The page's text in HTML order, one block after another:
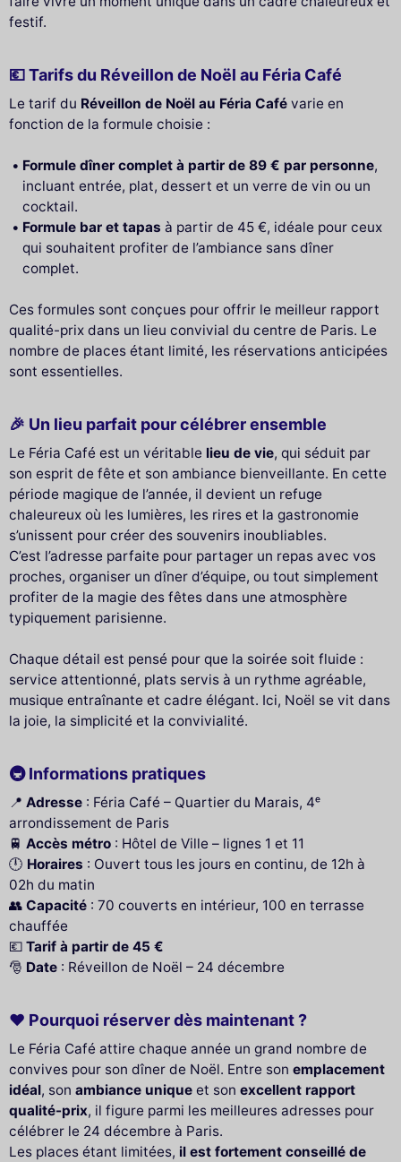
festif.
💶 Tarifs du Réveillon de Noël au Féria Café
Le tarif du Réveillon de Noël au Féria Café varie en
fonction de la formule choisie :
Formule dîner complet à partir de 89 € par personne,
incluant entrée, plat, dessert et un verre de vin ou un
cocktail.
Formule bar et tapas à partir de 45 €, idéale pour ceux
qui souhaitent profiter de l’ambiance sans dîner
complet.
Ces formules sont conçues pour offrir le meilleur rapport
qualité-prix dans un lieu convivial du centre de Paris. Le
nombre de places étant limité, les réservations anticipées
sont essentielles.
🎉 Un lieu parfait pour célébrer ensemble
Le Féria Café est un véritable lieu de vie, qui séduit par
son esprit de fête et son ambiance bienveillante. En cette
période magique de l’année, il devient un refuge
chaleureux où les lumières, les rires et la gastronomie
s’unissent pour créer des souvenirs inoubliables.
C’est l’adresse parfaite pour partager un repas avec vos
proches, organiser un dîner d’équipe, ou tout simplement
profiter de la magie des fêtes dans une atmosphère
typiquement parisienne.
Chaque détail est pensé pour que la soirée soit fluide :
service attentionné, plats servis à un rythme agréable,
musique entraînante et cadre élégant. Ici, Noël se vit dans
la joie, la simplicité et la convivialité.
🚇 Informations pratiques
📍 Adresse : Féria Café – Quartier du Marais, 4ᵉ
arrondissement de Paris
🚆 Accès métro : Hôtel de Ville – lignes 1 et 11
🕛 Horaires : Ouvert tous les jours en continu, de 12h à
02h du matin
👥 Capacité : 70 couverts en intérieur, 100 en terrasse
chauffée
💶 Tarif à partir de 45 €
🎅 Date : Réveillon de Noël – 24 décembre
❤️ Pourquoi réserver dès maintenant ?
Le Féria Café attire chaque année un grand nombre de
convives pour son dîner de Noël. Entre son emplacement
idéal, son ambiance unique et son excellent rapport
qualité-prix, il figure parmi les meilleures adresses pour
célébrer le 24 décembre à Paris.
Les places étant limitées, il est fortement conseillé de